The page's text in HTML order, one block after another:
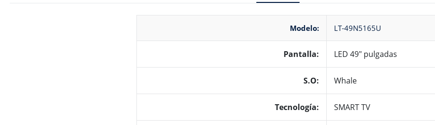
Modelo: LT-49N5165U
Pantalla: LED 49″ pulgadas
S.O: Whale
Tecnología: SMART TV